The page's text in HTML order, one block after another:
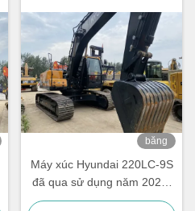
băng
Máy xúc Hyundai 220LC-9S
đã qua sử dụng năm 2023,
22 tấn, gầu 1.05m³